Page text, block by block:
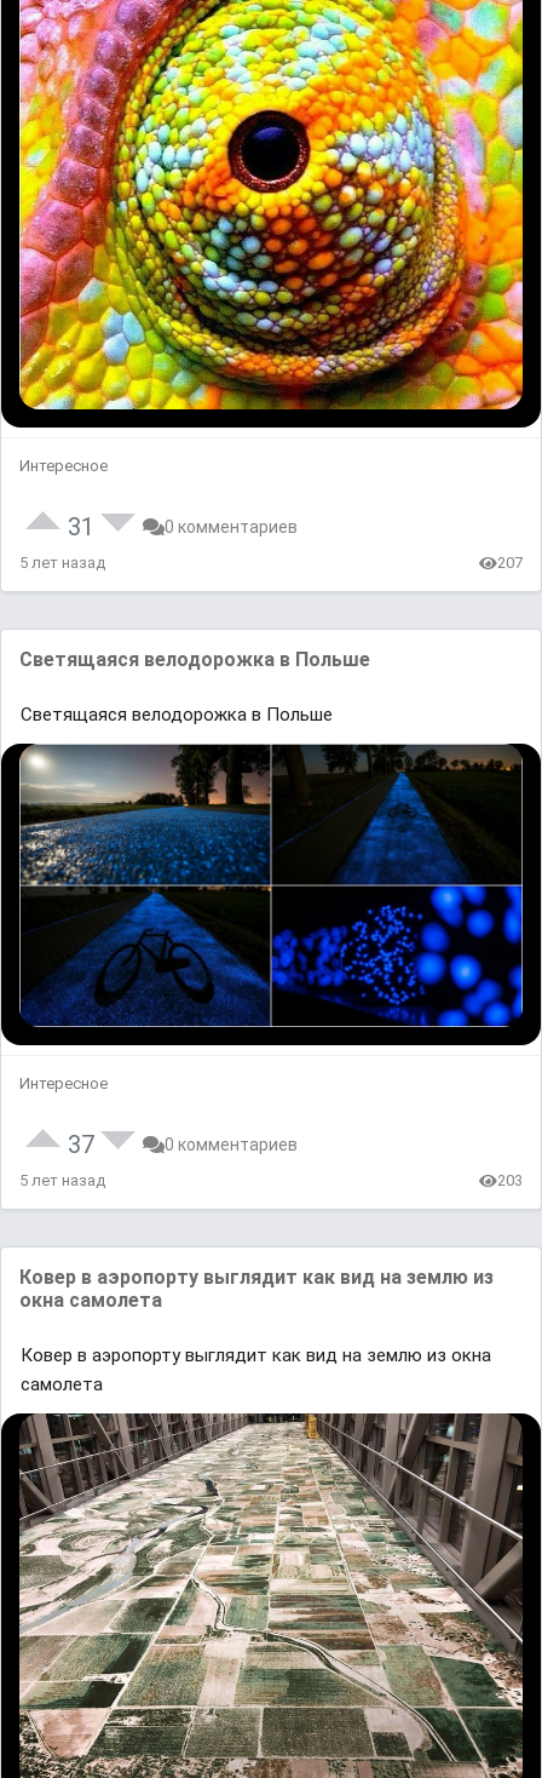
Интересное
31 0 комментариев
5 лет назад 207
Светящаяся велодорожка в Польше
Светящаяся велодорожка в Польше
Интересное
37 0 комментариев
5 лет назад 203
Ковер в аэропорту выглядит как вид на землю из
окна самолета
Ковер в аэропорту выглядит как вид на землю из окна
самолета